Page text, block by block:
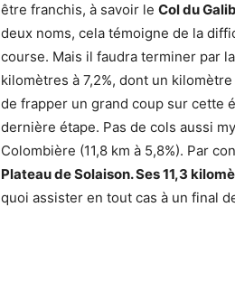
être franchis, à savoir le Col du
deux noms, cela témoigne de la
course. Mais il faudra terminer par
kilomètres à 7,2%, dont un
de frapper un grand coup sur cette
dernière étape. Pas de cols aussi
Colombière (11,8 km à 5,8%). Par
Plateau de Solaison. Ses 11,3
quoi assister en tout cas à un final